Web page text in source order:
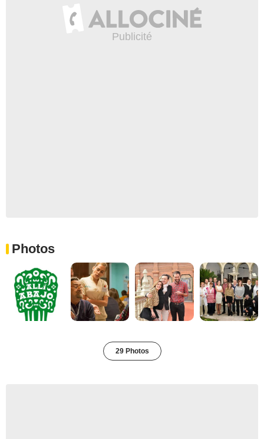
Photos
29 Photos